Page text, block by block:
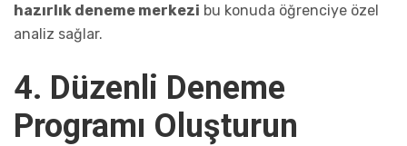
hazırlık deneme merkezi bu konuda öğrenciye özel
analiz sağlar.
4. Düzenli Deneme
Programı Oluşturun